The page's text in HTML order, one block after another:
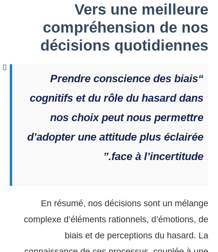
Vers une meilleure
compréhension de nos
décisions quotidiennes
“Prendre conscience des biais
cognitifs et du rôle du hasard dans
nos choix peut nous permettre
d’adopter une attitude plus éclairée
face à l’incertitude.”
En résumé, nos décisions sont un mélange
complexe d’éléments rationnels, d’émotions, de
biais et de perceptions du hasard. La